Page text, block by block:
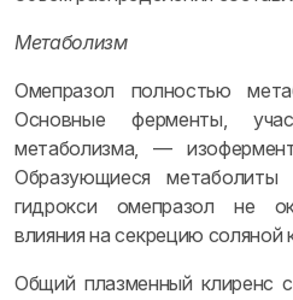
Метаболизм
Омепразол полностью
Основные ферменты,
метаболизма, —
Образующиеся
гидрокси омепразол не
влияния на секрецию соляной
Общий плазменный клиренс